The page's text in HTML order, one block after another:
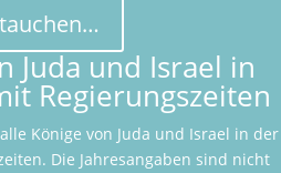
Juda und Israel in
Regierungszeiten
Könige von Juda und Israel in der
Die Jahresangaben sind nicht